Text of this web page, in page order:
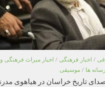
/ اخبار فرهنگی / اخبار میراث فرهنگی
ها / موسیقی
تاریخ خراسان در هیاهوی